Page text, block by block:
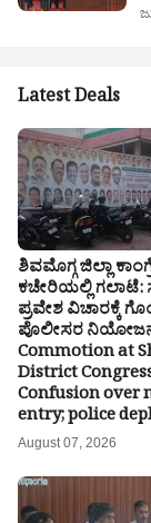
Latest Deals
ಶಿವಮೊಗ್ಗ ಜಿಲ್ಲಾ
ಕಚೇರಿಯಲ್ಲಿ ಗಲಾಟೆ:
ಪ್ರವೇಶ ವಿಚಾರಕ್ಕೆ
ಪೊಲೀಸರ
Commotion at
District
Confusion over
entry; police
August 07, 2026